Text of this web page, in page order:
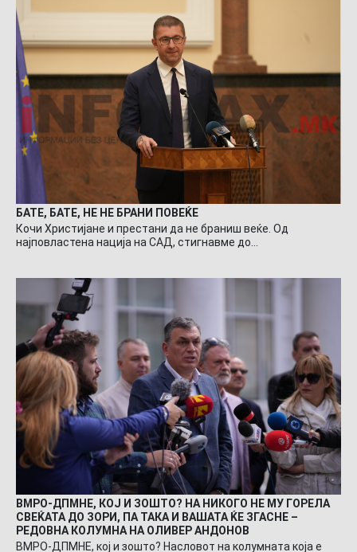
БАТЕ, БАТЕ, НЕ НЕ БРАНИ ПОВЕЌЕ
Кочи Христијане и престани да не браниш веќе. Од
најповластена нација на САД, стигнавме до…
ВМРО-ДПМНЕ, КОЈ И ЗОШТО? НА НИКОГО НЕ МУ ГОРЕЛА
СВЕЌАТА ДО ЗОРИ, ПА ТАКА И ВАШАТА ЌЕ ЗГАСНЕ –
РЕДОВНА КОЛУМНА НА ОЛИВЕР АНДОНОВ
ВМРО-ДПМНЕ, кој и зошто? Насловот на колумната која е